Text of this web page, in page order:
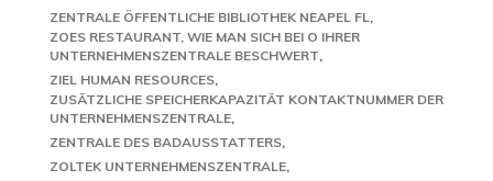
ZENTRALE ÖFFENTLICHE BIBLIOTHEK NEAPEL FL
ZOES RESTAURANT, WIE MAN SICH BEI O IHRER
UNTERNEHMENSZENTRALE BESCHWERT
ZIEL HUMAN RESOURCES
ZUSÄTZLICHE SPEICHERKAPAZITÄT KONTAKTNUMMER DER
UNTERNEHMENSZENTRALE
ZENTRALE DES BADAUSSTATTERS
ZOLTEK UNTERNEHMENSZENTRALE